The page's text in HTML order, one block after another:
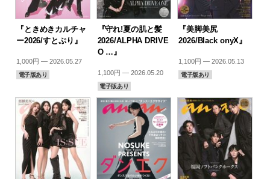
『ときめきカルチャ
ー2026/すとぷり』
1,000円 — 2026.05.27
電子版あり
『守れ!夏の肌と髪
2026/ALPHA DRIVE
O …』
1,100円 — 2026.05.20
電子版あり
『美脚美尻
2026/Black onyX』
1,100円 — 2026.05.13
電子版あり